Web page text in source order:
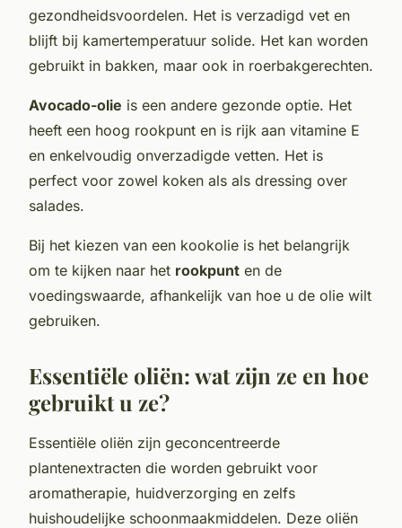
gezondheidsvoordelen. Het is verzadigd vet en
blijft bij kamertemperatuur solide. Het kan worden
gebruikt in bakken, maar ook in roerbakgerechten.
Avocado-olie is een andere gezonde optie. Het
heeft een hoog rookpunt en is rijk aan vitamine E
en enkelvoudig onverzadigde vetten. Het is
perfect voor zowel koken als als dressing over
salades.
Bij het kiezen van een kookolie is het belangrijk
om te kijken naar het rookpunt en de
voedingswaarde, afhankelijk van hoe u de olie wilt
gebruiken.
Essentiële oliën: wat zijn ze en hoe
gebruikt u ze?
Essentiële oliën zijn geconcentreerde
plantenextracten die worden gebruikt voor
aromatherapie, huidverzorging en zelfs
huishoudelijke schoonmaakmiddelen. Deze oliën